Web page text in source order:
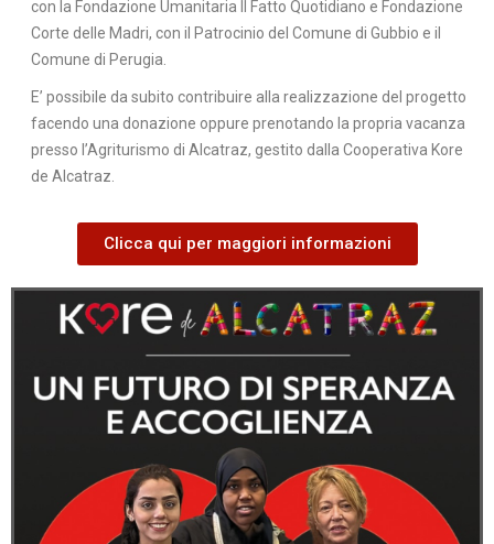
con la Fondazione Umanitaria Il Fatto Quotidiano e Fondazione
Corte delle Madri, con il Patrocinio del Comune di Gubbio e il
Comune di Perugia.
E’ possibile da subito contribuire alla realizzazione del progetto
facendo una donazione oppure prenotando la propria vacanza
presso l’Agriturismo di Alcatraz, gestito dalla Cooperativa Kore
de Alcatraz.
Clicca qui per maggiori informazioni